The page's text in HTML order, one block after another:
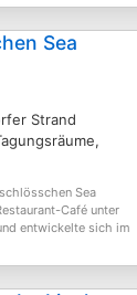
Sea
Strand
Sea
Café unter
entwickelte sich im